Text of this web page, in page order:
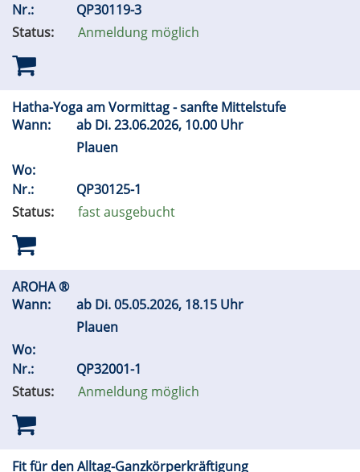
Nr.:
QP30119-3
Status:
Anmeldung möglich
Hatha-Yoga am Vormittag - sanfte Mittelstufe
Wann:
ab Di.23.06.2026, 10.00 Uhr
Plauen
Wo:
Nr.:
QP30125-1
Status:
fast ausgebucht
AROHA ®
Wann:
ab Di.05.05.2026, 18.15 Uhr
Plauen
Wo:
Nr.:
QP32001-1
Status:
Anmeldung möglich
Fit für den Alltag-Ganzkörperkräftigung